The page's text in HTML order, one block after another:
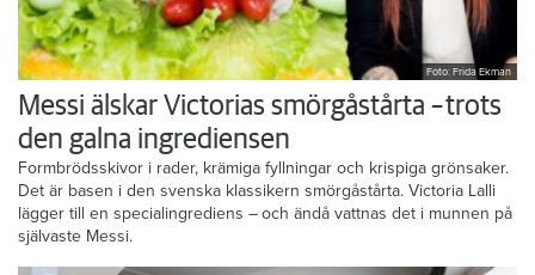
Foto: Frida Ekman
Messi älskar Victorias smörgåstårta – trots
den galna ingrediensen
Formbrödsskivor i rader, krämiga fyllningar och krispiga grönsaker.
Det är basen i den svenska klassikern smörgåstårta. Victoria Lalli
lägger till en specialingrediens – och ändå vattnas det i munnen på
självaste Messi.